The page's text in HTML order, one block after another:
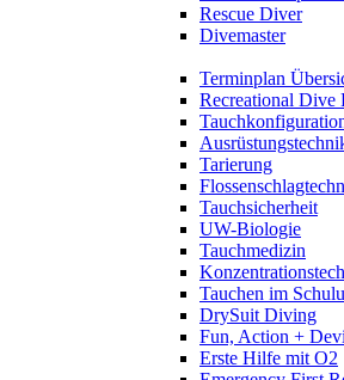
Rescue Diver
Divemaster
Terminplan
Recreational Dive
Tarierung
Tauchsicherheit
UW-Biologie
Tauchmedizin
Tauchen im
DrySuit Diving
Fun, Action +
Erste Hilfe mit O2